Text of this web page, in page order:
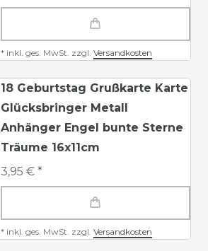
* inkl. ges. MwSt. zzgl. Versandkosten
18 Geburtstag Grußkarte Karte
Glücksbringer Metall
Anhänger Engel bunte Sterne
Träume 16x11cm
3,95 € *
* inkl. ges. MwSt. zzgl. Versandkosten